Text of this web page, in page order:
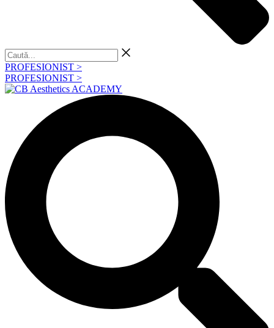
Caută...
PROFESIONIST >
PROFESIONIST >